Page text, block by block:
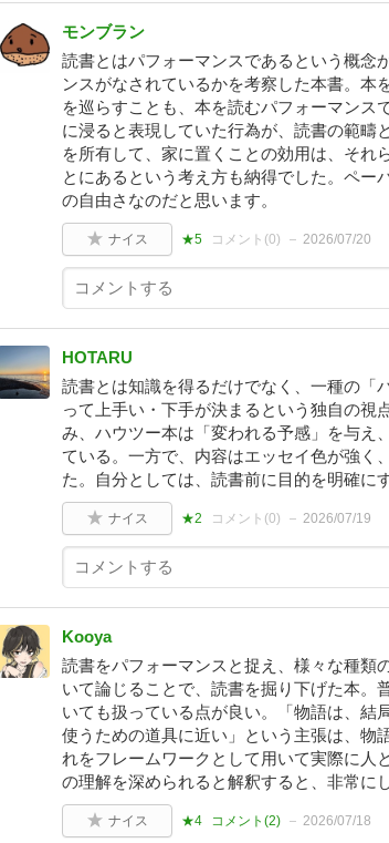
モンブラン
読書とはパフォーマンスであるという概念
ンスがなされているかを考察した本書。本
を巡らすことも、本を読むパフォーマンス
に浸ると表現していた行為が、読書の範疇
を所有して、家に置くことの効用は、それ
とにあるという考え方も納得でした。ペー
の自由さなのだと思います。
ナイス ★5 コメント(0) 2026/07/20
HOTARU
読書とは知識を得るだけでなく、一種の「
って上手い・下手が決まるという独自の視
み、ハウツー本は「変われる予感」を与え
ている。一方で、内容はエッセイ色が強く
た。自分としては、読書前に目的を明確に
ナイス ★2 コメント(0) 2026/07/19
Kooya
読書をパフォーマンスと捉え、様々な種類
いて論じることで、読書を掘り下げた本。
いても扱っている点が良い。「物語は、結
使うための道具に近い」という主張は、物
れをフレームワークとして用いて実際に人
の理解を深められると解釈すると、非常に
ナイス ★4 コメント(2) 2026/07/18